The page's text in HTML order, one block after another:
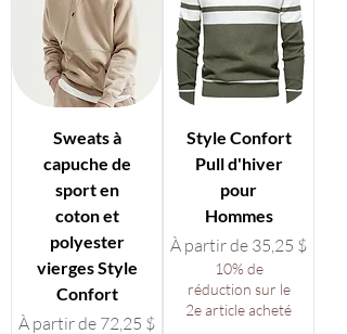
Sweats à
capuche de
sport en
coton et
polyester
vierges Style
Confort
À partir de 72,25 $
Prix promotionnel
Style Confort
Pull d'hiver
pour
Hommes
À partir de 35,25 $
Prix promotionnel
10% de
réduction sur le
2e article acheté